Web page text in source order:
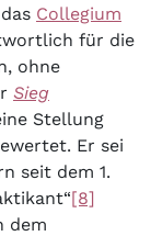
Collegium
für die
ohne
Sieg
Stellung
Er sei
seit dem 1.
[8]
dem